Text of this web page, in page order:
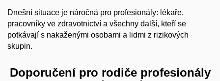
Dnešní situace je náročná pro profesionály: lékaře,
pracovníky ve zdravotnictví a všechny další, kteří se
potkávají s nakaženými osobami a lidmi z rizikových
skupin.
Doporučení pro rodiče profesionály